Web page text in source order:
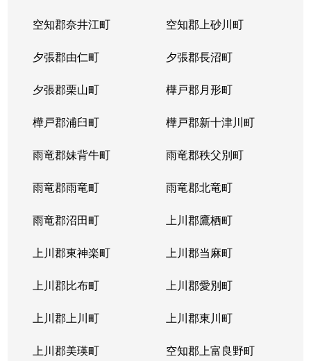
空知郡奈井江町 空知郡上砂川町
夕張郡由仁町 夕張郡長沼町
夕張郡栗山町 樺戸郡月形町
樺戸郡浦臼町 樺戸郡新十津川町
雨竜郡妹背牛町 雨竜郡秩父別町
雨竜郡雨竜町 雨竜郡北竜町
雨竜郡沼田町 上川郡鷹栖町
上川郡東神楽町 上川郡当麻町
上川郡比布町 上川郡愛別町
上川郡上川町 上川郡東川町
上川郡美瑛町 空知郡上富良野町